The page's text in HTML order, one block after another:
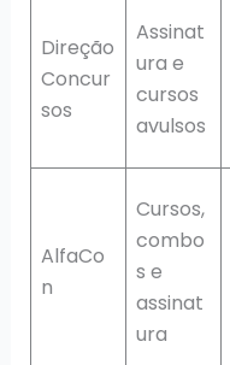
Direção
Concur
sos
Assinat
ura e
cursos
avulsos
AlfaCo
n
Cursos,
combo
s e
assinat
ura